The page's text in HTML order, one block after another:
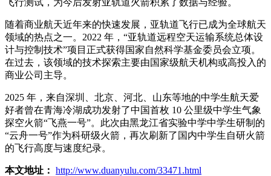
随着商业航天近年来的快速发展，亚轨道飞行已成为全球航天
领域的热点之一。2022 年，“亚轨道远程空天运输系统总体设
计与控制技术”项目正式获得国家自然科学基金委员会立项。
在过去，该领域的技术探索主要由国家级航天机构或高投入的
商业公司主导。
2025 年，来自深圳、北京、河北、山东等地的中学生航天爱
好者曾在青海冷湖成功发射了中国首枚 10 公里级中学生气象
探空火箭“飞燕一号”。此次由黑龙江省实验中学中学生研制的
“云舟一号”作为科研级火箭，再次刷新了国内中学生自研火箭
的飞行高度与速度纪录。
本文地址： http://www.duanyulu.com/33471.html